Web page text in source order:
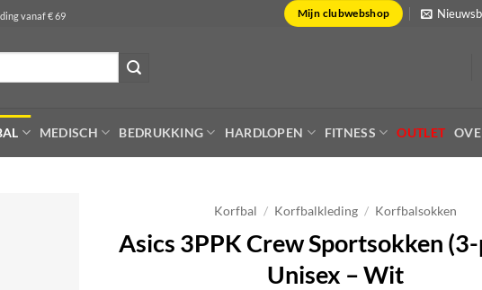
vanaf € 69 Mijn clubwebshop
MEDISCH BEDRUKKING HARDLOPEN FITNESS OUTLET
Korfbal / Korfbalkleding / Korfbalsokken
Asics 3PPK Crew Sportsokken
Unisex – Wit